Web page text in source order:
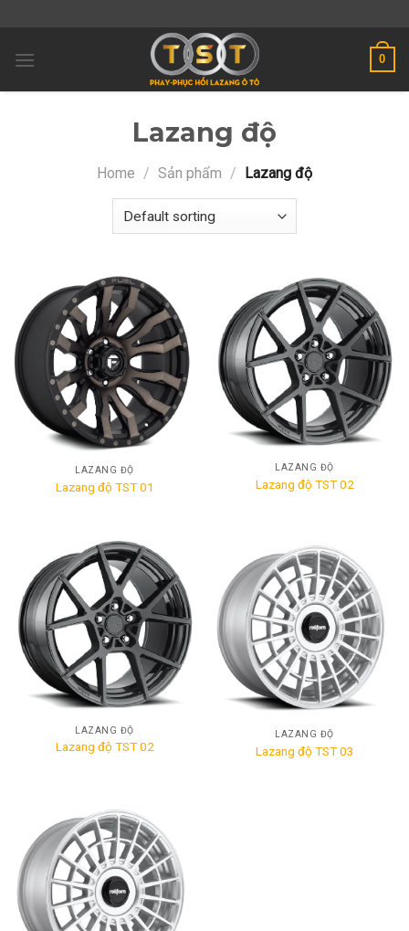
content
0
Lazang độ
Home / Sản phẩm / Lazang độ
LAZANG ĐỘ
Lazang độ TST 01
LAZANG ĐỘ
Lazang độ TST 02
LAZANG ĐỘ
Lazang độ TST 02
LAZANG ĐỘ
Lazang độ TST 03